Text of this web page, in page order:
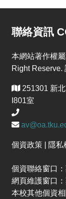
聯絡資訊
本網站著作權
Right Reserve.
251301 新
I801室
個資政策 | 隱私
個資聯絡窗口
網頁維護窗口
本校其他個資